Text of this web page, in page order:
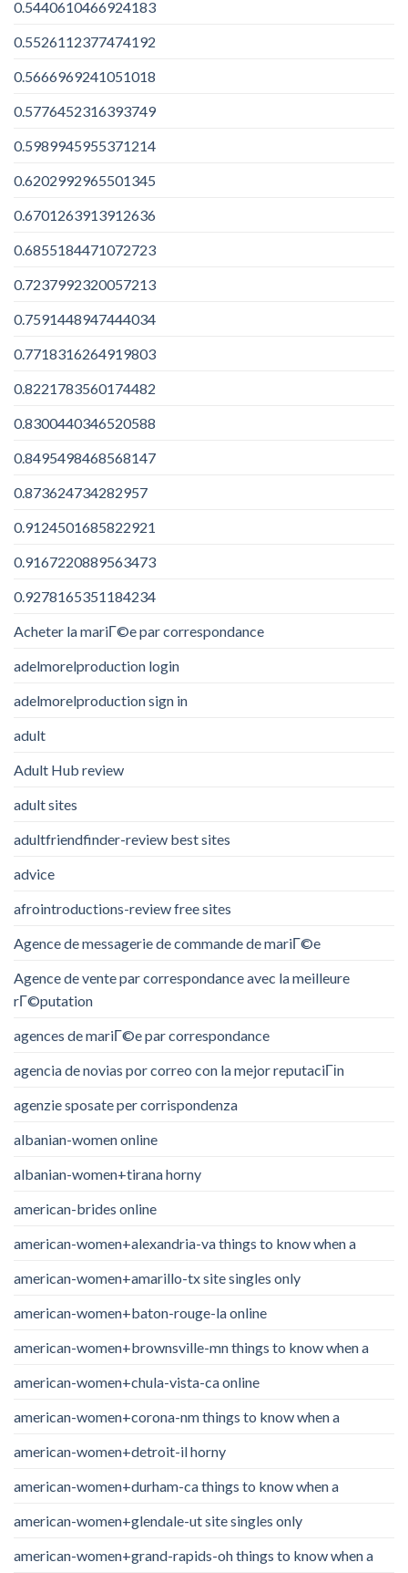
0.5440610466924183
0.5526112377474192
0.5666969241051018
0.5776452316393749
0.5989945955371214
0.6202992965501345
0.6701263913912636
0.6855184471072723
0.7237992320057213
0.7591448947444034
0.7718316264919803
0.8221783560174482
0.8300440346520588
0.8495498468568147
0.873624734282957
0.9124501685822921
0.9167220889563473
0.9278165351184234
Acheter la mariГ©e par correspondance
adelmorelproduction login
adelmorelproduction sign in
adult
Adult Hub review
adult sites
adultfriendfinder-review best sites
advice
afrointroductions-review free sites
Agence de messagerie de commande de mariГ©e
Agence de vente par correspondance avec la meilleure
rГ©putation
agences de mariГ©e par correspondance
agencia de novias por correo con la mejor reputaciГіn
agenzie sposate per corrispondenza
albanian-women online
albanian-women+tirana horny
american-brides online
american-women+alexandria-va things to know when a
american-women+amarillo-tx site singles only
american-women+baton-rouge-la online
american-women+brownsville-mn things to know when a
american-women+chula-vista-ca online
american-women+corona-nm things to know when a
american-women+detroit-il horny
american-women+durham-ca things to know when a
american-women+glendale-ut site singles only
american-women+grand-rapids-oh things to know when a